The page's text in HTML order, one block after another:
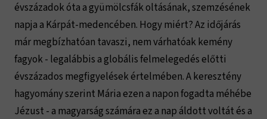
évszázadok óta a gyümölcsfák oltásának, szemzésének
napja a Kárpát-medencében. Hogy miért? Az időjárás
már megbízhatóan tavaszi, nem várhatóak kemény
fagyok - legalábbis a globális felmelegedés előtti
évszázados megfigyelések értelmében. A keresztény
hagyomány szerint Mária ezen a napon fogadta méhébe
Jézust - a magyarság számára ez a nap áldott voltát és a